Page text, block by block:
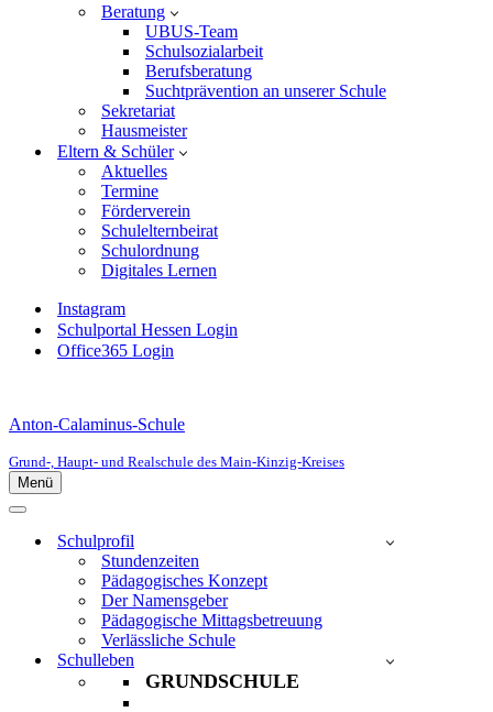
Beratung
UBUS-Team
Schulsozialarbeit
Berufsberatung
Suchtprävention an unserer Schule
Sekretariat
Hausmeister
Eltern & Schüler
Aktuelles
Termine
Förderverein
Schulelternbeirat
Schulordnung
Digitales Lernen
Instagram
Schulportal Hessen Login
Office365 Login
Anton-Calaminus-Schule
Grund-, Haupt- und Realschule des Main-Kinzig-Kreises
Menü
Navigationsmenü
Navigationsmenü
Schulprofil
Stundenzeiten
Pädagogisches Konzept
Der Namensgeber
Pädagogische Mittagsbetreuung
Verlässliche Schule
Schulleben
GRUNDSCHULE